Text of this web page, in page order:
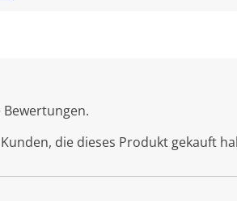
Bewertungen.
die dieses Produkt gekauft